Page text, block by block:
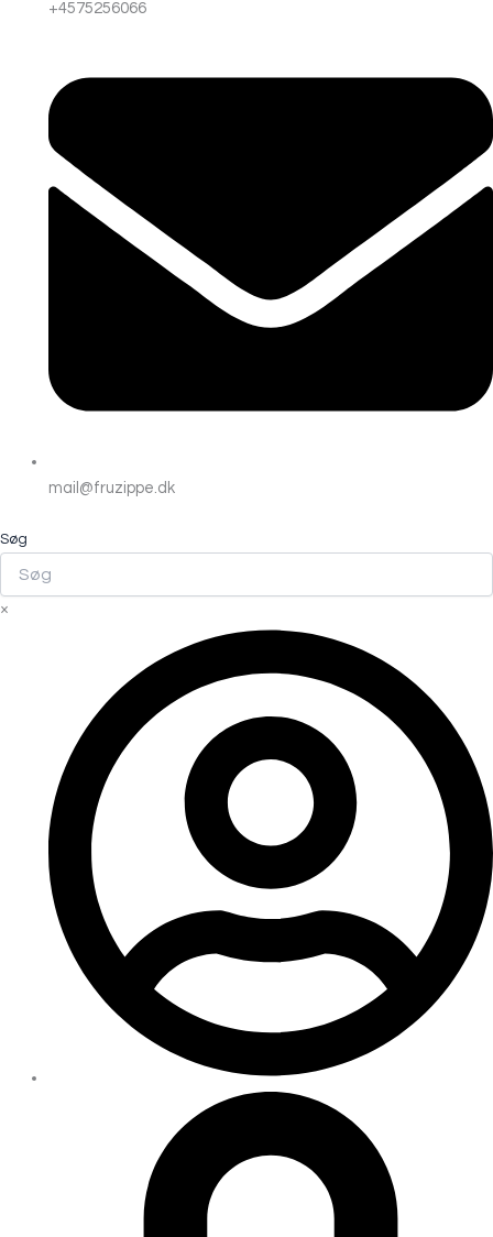
+4575256066
mail@fruzippe.dk
Søg
×